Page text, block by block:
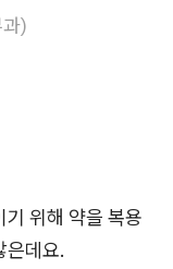
)
위해 약을 복용
은데요.